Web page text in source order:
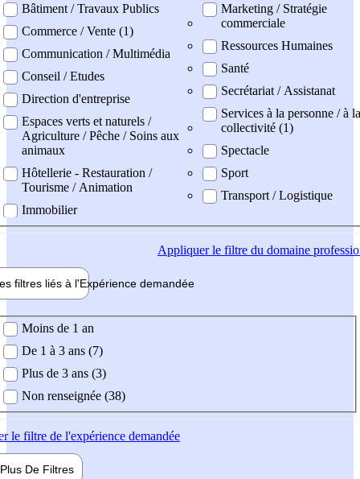
Bâtiment / Travaux Publics
Commerce / Vente (1)
Communication / Multimédia
Conseil / Etudes
Direction d'entreprise
Espaces verts et naturels /
Agriculture / Pêche / Soins aux
animaux
Hôtellerie - Restauration /
Tourisme / Animation
Immobilier
Marketing / Stratégie
commerciale
Ressources Humaines
Santé
Secrétariat / Assistanat
Services à la personne / à la
collectivité (1)
Spectacle
Sport
Transport / Logistique
Appliquerle filtre du domaine
filtres liés à l'Expérience demandée
demandée
Moins de 1 an
De 1 à 3 ans (7)
Plus de 3 ans (3)
Non renseignée (38)
le filtre de l'expérience demandée
Plus De Filtres